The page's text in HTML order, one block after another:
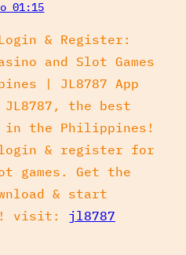
01:15
& Register:
and Slot Games
| JL8787 App
JL8787, the best
in the Philippines!
login & register for
games. Get the
& start
visit: jl8787